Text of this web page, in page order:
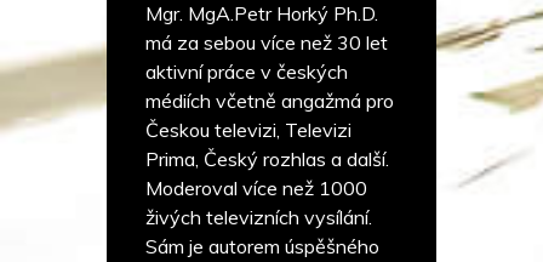
Mgr. MgA.Petr Horký Ph.D.
má za sebou více než 30 let
aktivní práce v českých
médiích včetně angažmá pro
Českou televizi, Televizi
Prima, Český rozhlas a další.
Moderoval více než 1000
živých televizních vysílání.
Sám je autorem úspěšného